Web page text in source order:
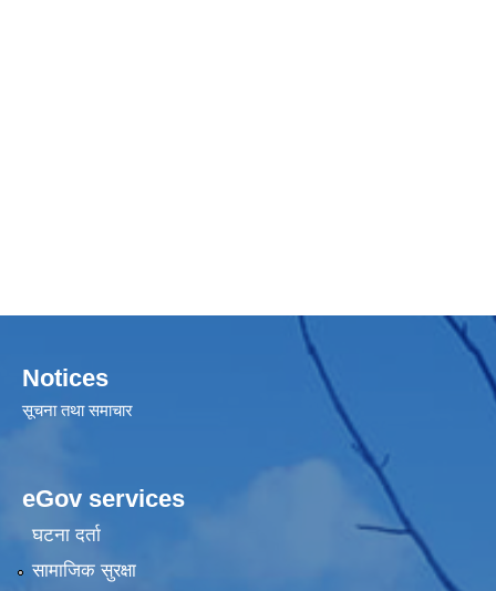
Notices
सूचना तथा समाचार
eGov services
घटना दर्ता
सामाजिक सुरक्षा